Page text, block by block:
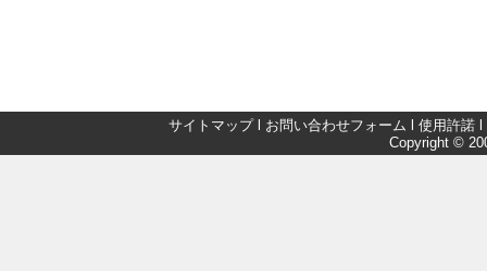
サイトマップl お問い合わせフォーム 使用許諾
Copyright ©